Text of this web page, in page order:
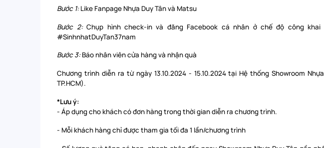
Bước 1:Like Fanpage Nhựa Duy Tân và Matsu
Bước 2:Chụp hình check-in và đăng Facebook cá nhân ở chế độ công khai
#SinhnhatDuyTan37nam
Bước 3:Báo nhân viên cửa hàng và nhận quà
Chương trình diễn ra từ ngày 13.10.2024 - 15.10.2024 tại Hệ thống Showroom
TP.HCM).
*Lưu ý:
- Áp dụng cho khách có đơn hàng trong thời gian diễn ra chương trình.
- Mỗi khách hàng chỉ được tham gia tối đa 1 lần/chương trình